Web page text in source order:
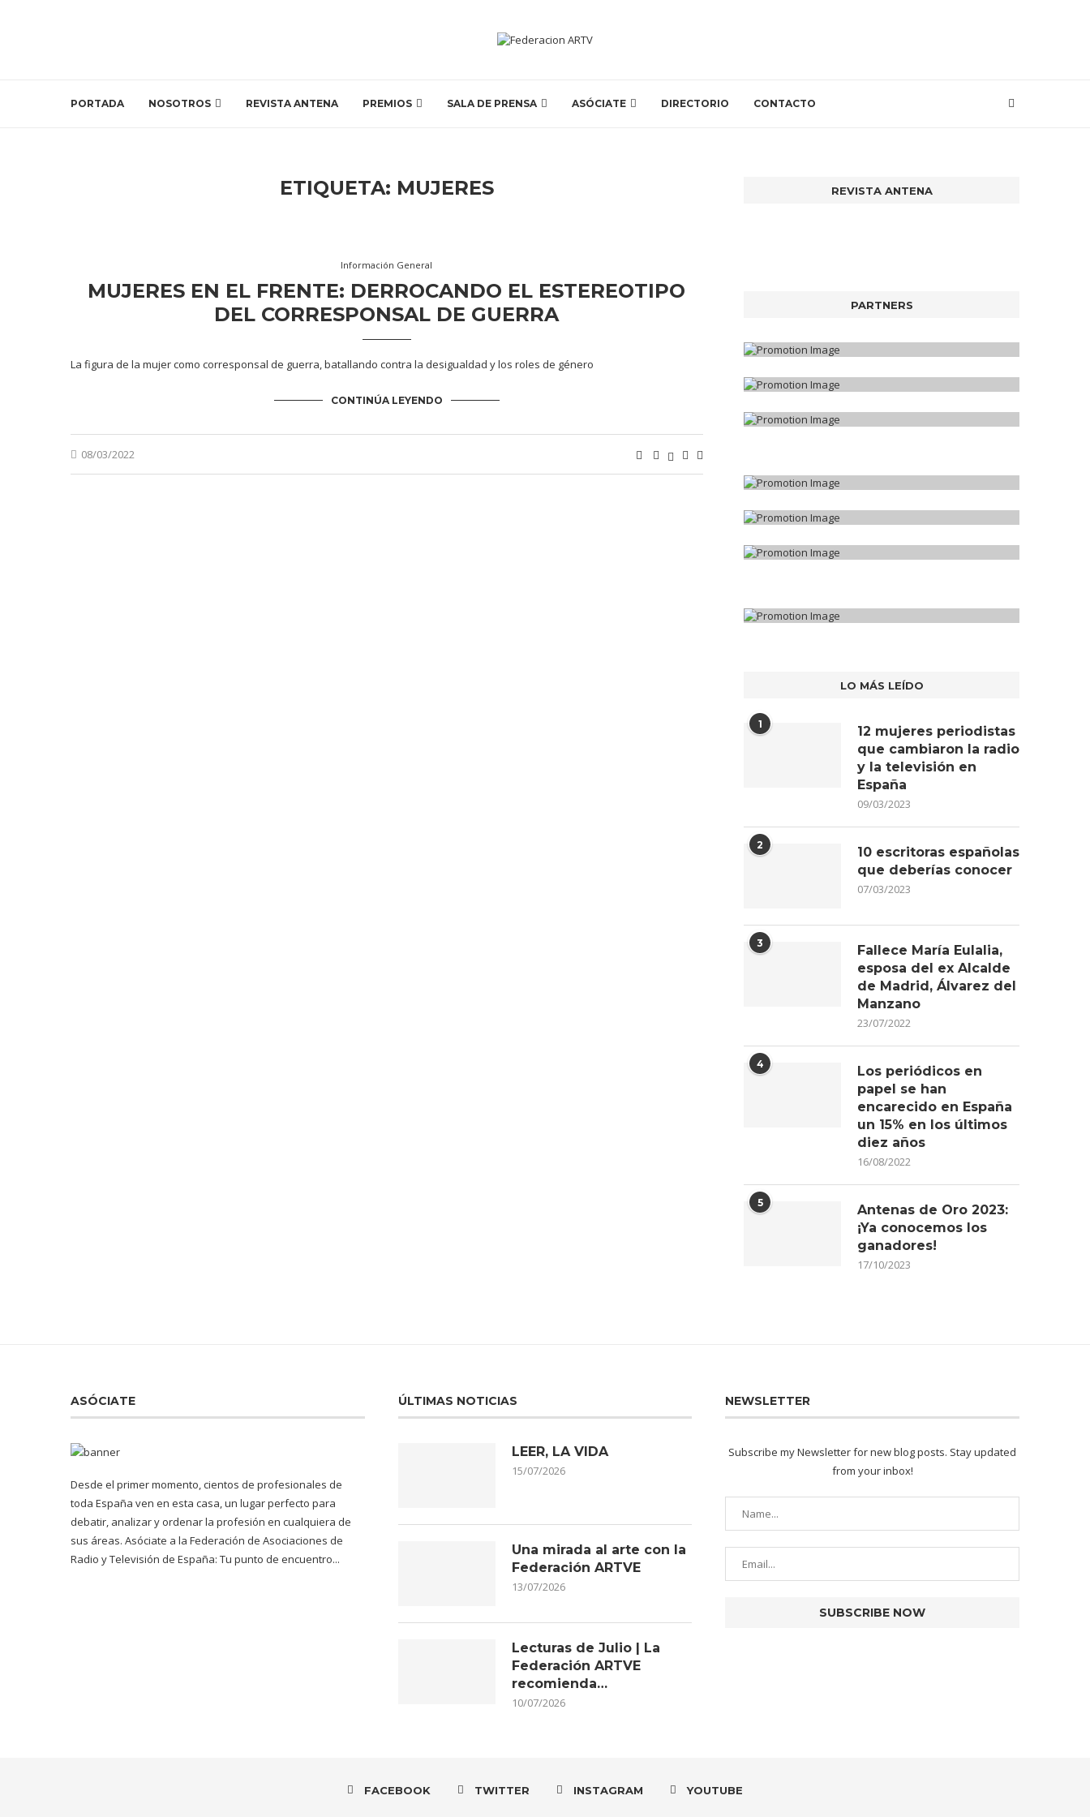
PORTADA NOSOTROS REVISTA ANTENA PREMIOS SALA DE PRENSA ASÓCIATE DIRECTORIO CONTACTO
ETIQUETA: MUJERES
Información General
MUJERES EN EL FRENTE: DERROCANDO EL ESTEREOTIPO
DEL CORRESPONSAL DE GUERRA
La figura de la mujer como corresponsal de guerra, batallando contra la desigualdad y los roles de género
CONTINÚA LEYENDO
08/03/2022
REVISTA ANTENA
PARTNERS
LO MÁS LEÍDO
1
12 mujeres periodistas
que cambiaron la radio
y la televisión en
España
09/03/2023
2
10 escritoras españolas
que deberías conocer
07/03/2023
3
Fallece María Eulalia,
esposa del ex Alcalde
de Madrid, Álvarez del
Manzano
23/07/2022
4
Los periódicos en
papel se han
encarecido en España
un 15% en los últimos
diez años
16/08/2022
5
Antenas de Oro 2023:
¡Ya conocemos los
ganadores!
17/10/2023
ASÓCIATE
Desde el primer momento, cientos de profesionales de
toda España ven en esta casa, un lugar perfecto para
debatir, analizar y ordenar la profesión en cualquiera de
sus áreas. Asóciate a la Federación de Asociaciones de
Radio y Televisión de España: Tu punto de encuentro...
ÚLTIMAS NOTICIAS
LEER, LA VIDA
15/07/2026
Una mirada al arte con la
Federación ARTVE
13/07/2026
Lecturas de Julio | La
Federación ARTVE
recomienda…
10/07/2026
NEWSLETTER
Subscribe my Newsletter for new blog posts. Stay updated
from your inbox!
FACEBOOK TWITTER INSTAGRAM YOUTUBE